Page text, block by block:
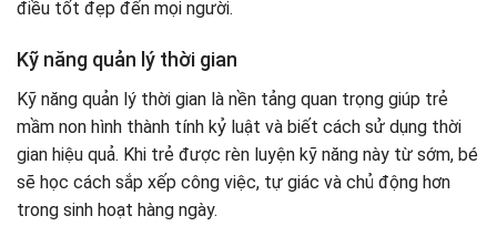
điều tốt đẹp đến mọi người.
Kỹ năng quản lý thời gian
Kỹ năng quản lý thời gian là nền tảng quan trọng giúp trẻ
mầm non hình thành tính kỷ luật và biết cách sử dụng thời
gian hiệu quả. Khi trẻ được rèn luyện kỹ năng này từ sớm, bé
sẽ học cách sắp xếp công việc, tự giác và chủ động hơn
trong sinh hoạt hàng ngày.